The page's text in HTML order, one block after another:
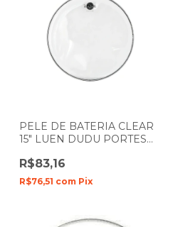
PELE DE BATERIA CLEAR
15" LUEN DUDU PORTES
R$83,16
R$76,51 com Pix